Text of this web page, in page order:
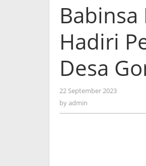
Hadiri
Desa
22 September 2023
byadmin